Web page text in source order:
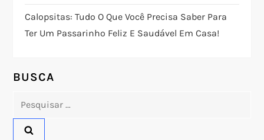
d
e
P
o
s
Calopsitas: Tudo O Que Você Precisa Saber Para
Ter Um Passarinho Feliz E Saudável Em Casa!
BUSCA
Pesquisar